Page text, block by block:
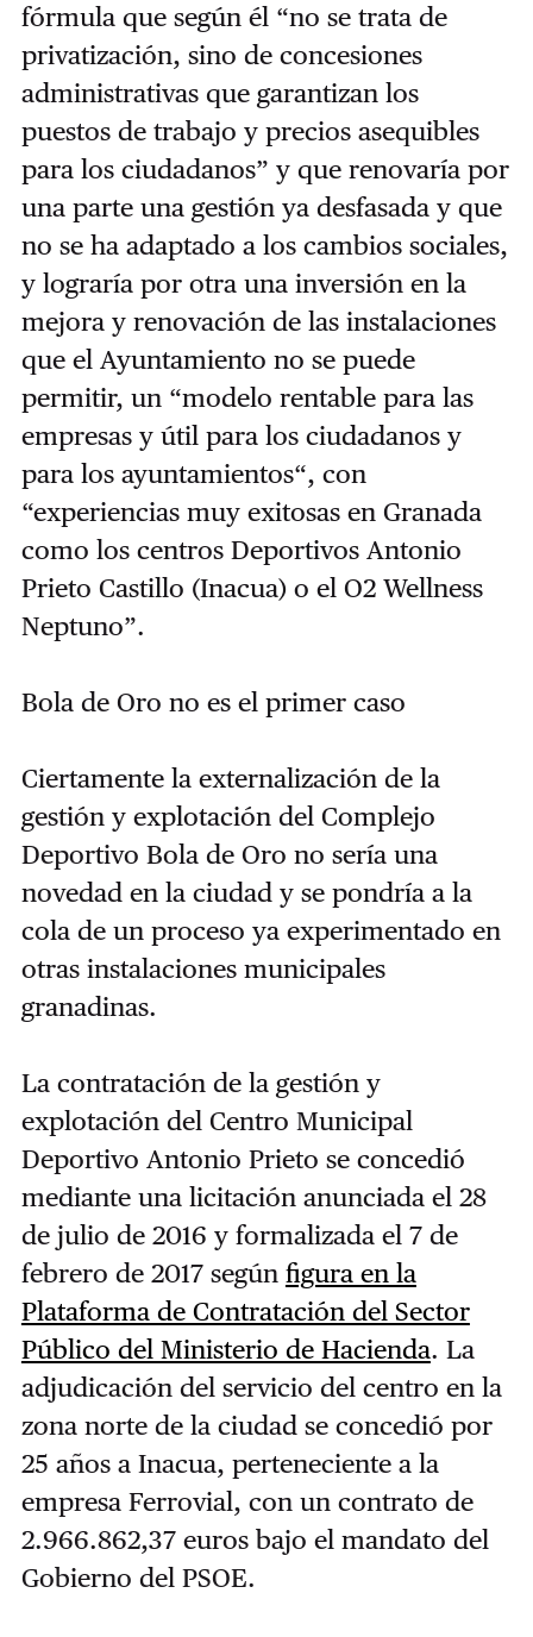
fórmula que según él “no se trata de
privatización, sino de concesiones
administrativas que garantizan los
puestos de trabajo y precios asequibles
para los ciudadanos” y que renovaría por
una parte una gestión ya desfasada y que
no se ha adaptado a los cambios sociales,
y lograría por otra una inversión en la
mejora y renovación de las instalaciones
que el Ayuntamiento no se puede
permitir, un “modelo rentable para las
empresas y útil para los ciudadanos y
para los ayuntamientos“, con
“experiencias muy exitosas en Granada
como los centros Deportivos Antonio
Prieto Castillo (Inacua) o el O2 Wellness
Neptuno”.
Bola de Oro no es el primer caso
Ciertamente la externalización de la
gestión y explotación del Complejo
Deportivo Bola de Oro no sería una
novedad en la ciudad y se pondría a la
cola de un proceso ya experimentado en
otras instalaciones municipales
granadinas.
La contratación de la gestión y
explotación del Centro Municipal
Deportivo Antonio Prieto se concedió
mediante una licitación anunciada el 28
de julio de 2016 y formalizada el 7 de
febrero de 2017 según figura en la
Plataforma de Contratación del Sector
Público del Ministerio de Hacienda. La
adjudicación del servicio del centro en la
zona norte de la ciudad se concedió por
25 años a Inacua, perteneciente a la
empresa Ferrovial, con un contrato de
2.966.862,37 euros bajo el mandato del
Gobierno del PSOE.